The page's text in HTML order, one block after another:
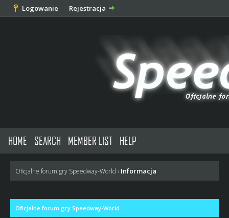
Logowanie Rejestracja
HOME SEARCH MEMBER LIST HELP
Oficjalne forum gry Speedway-World › Informacja
Oficjalne forum gry Speedway-World